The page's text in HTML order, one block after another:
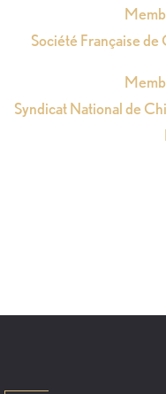
Société Française
Syndicat National de